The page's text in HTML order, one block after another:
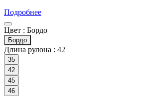
Подробнее
Цвет : Бордо
Бордо
Длина рулона : 42
35
42
45
46